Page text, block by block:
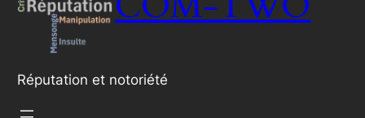
Réputation et notoriété